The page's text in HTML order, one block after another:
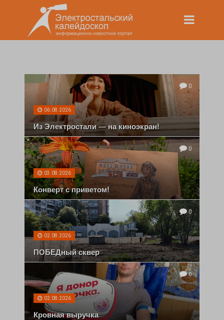
0
06.08.2026
Из Электростали — на киноэкран!
0
03.08.2026
Конверт с приветом!
0
02.08.2026
ПОБЕДный сквер
0
02.08.2026
Кровная выручка